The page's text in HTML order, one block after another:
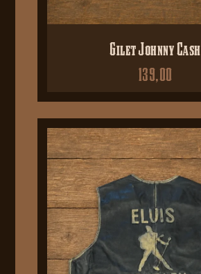
Gilet Johnny Cash
139,00